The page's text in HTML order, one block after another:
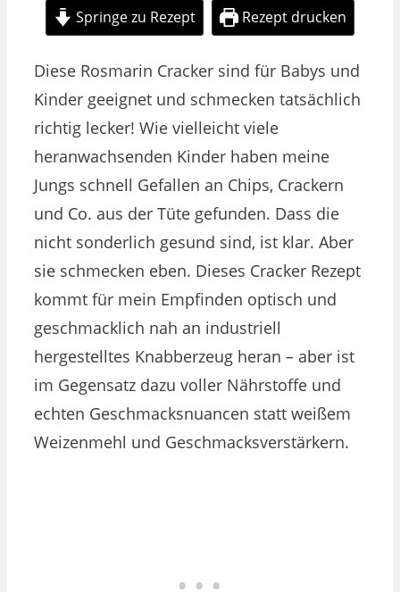
Springe zu Rezept Rezept drucken
Diese Rosmarin Cracker sind für Babys und
Kinder geeignet und schmecken tatsächlich
richtig lecker! Wie vielleicht viele
heranwachsenden Kinder haben meine
Jungs schnell Gefallen an Chips, Crackern
und Co. aus der Tüte gefunden. Dass die
nicht sonderlich gesund sind, ist klar. Aber
sie schmecken eben. Dieses Cracker Rezept
kommt für mein Empfinden optisch und
geschmacklich nah an industriell
hergestelltes Knabberzeug heran – aber ist
im Gegensatz dazu voller Nährstoffe und
echten Geschmacksnuancen statt weißem
Weizenmehl und Geschmacksverstärkern.